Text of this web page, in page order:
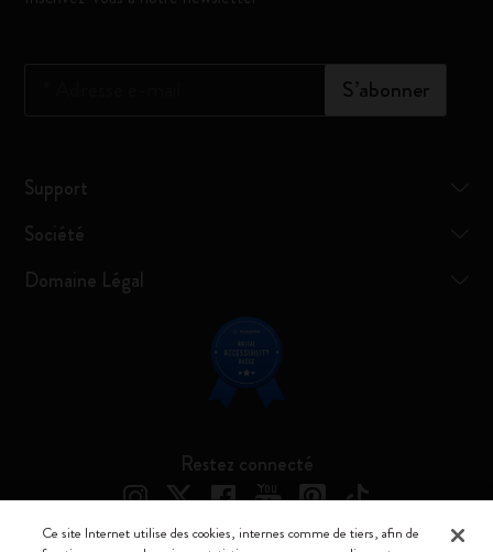
S’abonner
Support
Société
Domaine Légal
Restez connecté
Ce site Internet utilise des cookies, internes comme de tiers, afin de